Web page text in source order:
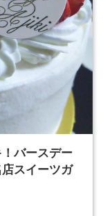
バースデー
スイーツガ